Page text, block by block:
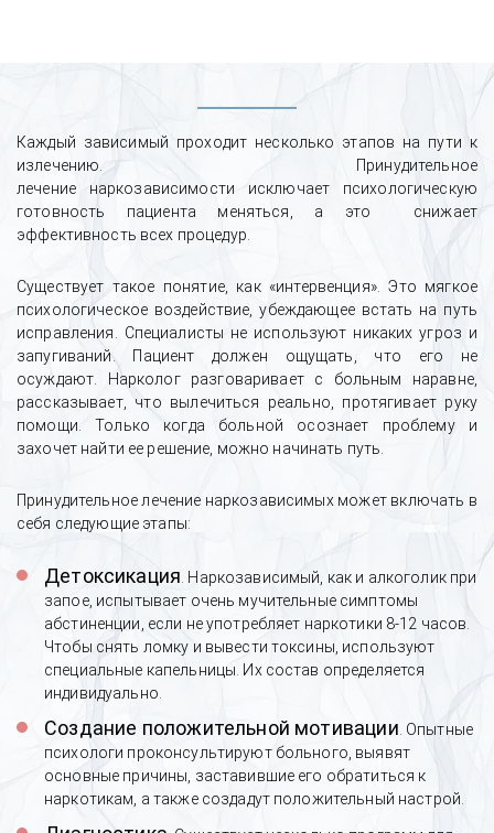
Каждый зависимый проходит несколько этапов на пути к
излечению. Принудительное
лечение наркозависимости исключает психологическую
готовность пациента меняться, а это снижает
эффективность всех процедур.
Существует такое понятие, как «интервенция». Это мягкое
психологическое воздействие, убеждающее встать на путь
исправления. Специалисты не используют никаких угроз и
запугиваний. Пациент должен ощущать, что его не
осуждают. Нарколог разговаривает с больным наравне,
рассказывает, что вылечиться реально, протягивает руку
помощи. Только когда больной осознает проблему и
захочет найти ее решение, можно начинать путь.
Принудительное лечение наркозависимых может включать в
себя следующие этапы:
Детоксикация . Наркозависимый, как и алкоголик при
запое, испытывает очень мучительные симптомы
абстиненции, если не употребляет наркотики 8-12 часов.
Чтобы снять ломку и вывести токсины, используют
специальные капельницы. Их состав определяется
индивидуально.
Создание положительной мотивации . Опытные
психологи проконсультируют больного, выявят
основные причины, заставившие его обратиться к
наркотикам, а также создадут положительный настрой.